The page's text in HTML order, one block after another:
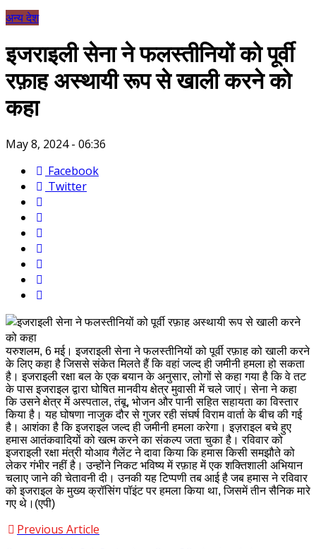
अन्य देश
इजराइली सेना ने फलस्तीनियों को पूर्वी
रफ़ाह अस्थायी रूप से खाली करने को
कहा
May 8, 2024 - 06:36
Facebook
Twitter
यरुशलम, 6 मई। इजराइली सेना ने फलस्तीनियों को पूर्वी रफ़ाह को खाली करने
के लिए कहा है जिससे संकेत मिलते हैं कि वहां जल्द ही जमीनी हमला हो सकता
है। इजराइली रक्षा बल के एक बयान के अनुसार, लोगों से कहा गया है कि वे तट
के पास इजराइल द्वारा घोषित मानवीय क्षेत्र मुवासी में चले जाएं। सेना ने कहा
कि उसने क्षेत्र में अस्पताल, तंबू, भोजन और पानी सहित सहायता का विस्तार
किया है। यह घोषणा नाजुक दौर से गुजर रही संघर्ष विराम वार्ता के बीच की गई
है। आशंका है कि इजराइल जल्द ही जमीनी हमला करेगा। इज़राइल बचे हुए
हमास आतंकवादियों को खत्म करने का संकल्प जता चुका है। रविवार को
इजराइली रक्षा मंत्री योआव गैलेंट ने दावा किया कि हमास किसी समझौते को
लेकर गंभीर नहीं है। उन्होंने निकट भविष्य में रफ़ाह में एक शक्तिशाली अभियान
चलाए जाने की चेतावनी दी। उनकी यह टिप्पणी तब आई है जब हमास ने रविवार
को इजराइल के मुख्य क्रॉसिंग पॉइंट पर हमला किया था, जिसमें तीन सैनिक मारे
गए थे।(एपी)
Previous Article